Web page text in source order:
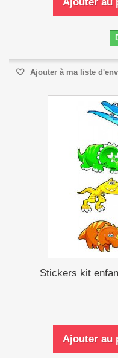
Ajouter à ma liste
Stickers kit
Ajouter au